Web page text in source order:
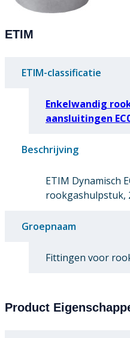
ETIM
ETIM-classificatie
Enkelwandig
aansluitingen
Beschrijving
ETIM Dynamisch
rookgashulpstuk,
Groepnaam
Fittingen voor
Product